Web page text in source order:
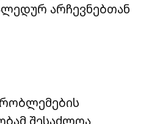
არჩევნებთან